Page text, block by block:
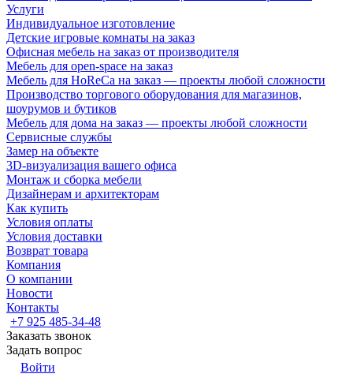
Услуги
Индивидуальное изготовление
Детские игровые комнаты на заказ
Офисная мебель на заказ от производителя
Мебель для open-space на заказ
Мебель для HoReCa на заказ — проекты любой сложности
Производство торгового оборудования для магазинов,
шоурумов и бутиков
Мебель для дома на заказ — проекты любой сложности
Сервисные службы
Замер на объекте
3D-визуализация вашего офиса
Монтаж и сборка мебели
Дизайнерам и архитекторам
Как купить
Условия оплаты
Условия доставки
Возврат товара
Компания
О компании
Новости
Контакты
+7 925 485-34-48
Заказать звонок
Задать вопрос
Войти